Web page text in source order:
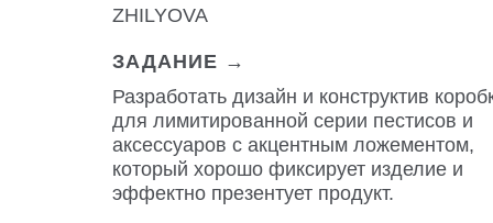
ZHILYOVA
ЗАДАНИЕ →
Разработать дизайн и конструктив
для лимитированной серии пестисов и
аксессуаров с акцентным ложементом,
который хорошо фиксирует изделие и
эффектно презентует продукт.